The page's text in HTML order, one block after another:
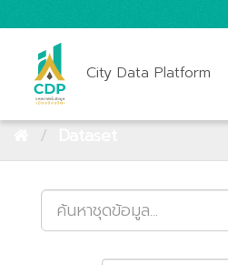
City Data Platform